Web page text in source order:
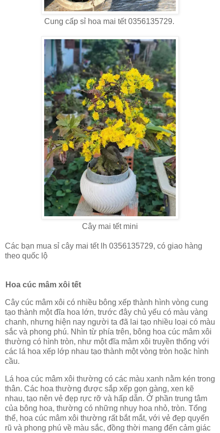
Cung cấp sỉ hoa mai tết 0356135729.
Cây mai tết mini
Các bạn mua sỉ cây mai tết lh 0356135729, có giao hàng
theo quốc lộ
Hoa cúc mâm xôi tết
Cây cúc mâm xôi có nhiều bông xếp thành hình vòng cung
tạo thành một đĩa hoa lớn, trước đây chủ yếu có màu vàng
chanh, nhưng hiện nay người ta đã lai tạo nhiều loại có màu
sắc và phong phú. Nhìn từ phía trên, bông hoa cúc mâm xôi
thường có hình tròn, như một đĩa mâm xôi truyền thống với
các lá hoa xếp lớp nhau tạo thành một vòng tròn hoặc hình
cầu.
Lá hoa cúc mâm xôi thường có các màu xanh nằm kén trong
thân. Các hoa thường được sắp xếp gọn gàng, xen kẽ
nhau, tạo nên vẻ đẹp rực rỡ và hấp dẫn. Ở phần trung tâm
của bông hoa, thường có những nhụy hoa nhỏ, tròn. Tổng
thể, hoa cúc mâm xôi thường rất bắt mắt, với vẻ đẹp quyến
rũ và phong phú về màu sắc, đồng thời mang đến cảm giác